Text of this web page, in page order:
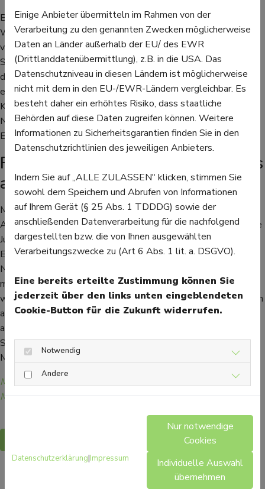
Bei bakteriellen, viralen oder Pilzinfektionen wie Syphilis oder
Warzen sollte eine Anwendung von Mometasonfuroat
vermieden werden. In der Schwangerschaft oder während der
Stillzeit wird ebenfalls von einer Behandlung abgeraten. In
dringenden Fällen sollten Schwangere die Anwendung eng mit
einem Arzt absprechen und mögliche Risiken abwägen. Bei
Kindern unter 12 Jahren ist die Anwendung lediglich als
Nasenspray empfohlen und dies in geringeren Mengen als bei
Erwachsenen.
Fazit: Auf die Dosierung kommt es
an
Mometansonfuroat kann bei Hautkrankheiten und
Atemwegserkrankungen schnell und effektiv Beschwerden wie
Juckreiz und Entzündungen lindern. Bei akuten und chronischen
Erkrankungen dieser Art wirkt es daher wie ein Retter in der
Not. Wichtig ist dabei die richtige Dosierung. Diese sollte eng
mit dem zuständigen Arzt abgesprochen werden. Außerdem
wird geraten, das jeweilige Arzneimittel nur für wenige Wochen
anzuwenden, da sonst unerwünschte Nebenwirkungen
auftreten können. Kindern (außer in Form von Nasenspray) und
Schwangeren wird etwa die Anwendung von
Mometansonfuroat nicht empfohlen.
Mehr Gesundheitsinformationen zum Thema
Medikamente/Wirkstoffe finden Sie hier.
Einige Anbieter übermitteln im Rahmen von der
Verarbeitung zu den genannten Zwecken möglicherweise
Daten an Länder außerhalb der EU/ des EWR
(Drittlanddatenübermittlung), z.B. in die USA. Das
Datenschutzniveau in diesen Ländern ist möglicherweise
nicht mit dem in den EU-/EWR-Ländern vergleichbar. Es
besteht daher ein erhöhtes Risiko, dass staatliche
Behörden auf diese Daten zugreifen können. Weitere
Informationen zu Sicherheitsgarantien finden Sie in den
Datenschutzrichtlinien des jeweiligen Anbieters.
Indem Sie auf „ALLE ZULASSEN" klicken, stimmen Sie
sowohl dem Speichern und Abrufen von Informationen
auf Ihrem Gerät (§ 25 Abs. 1 TDDDG) sowie der
anschließenden Datenverarbeitung für die nachfolgend
dargestellten bzw. die von Ihnen ausgewählten
Verarbeitungszwecke zu (Art 6 Abs. 1 lit. a. DSGVO).
Eine bereits erteilte Zustimmung können Sie
jederzeit über den links unten eingeblendeten
Cookie-Button für die Zukunft widerrufen.
Notwendig
Andere
Datenschutzerklärung|Impressum
Nur notwendige
Cookies
Individuelle Auswahl
übernehmen